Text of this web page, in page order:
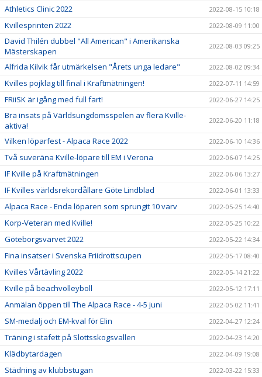
Athletics Clinic 2022 2022-08-15 10:18
Kvillesprinten 2022 2022-08-09 11:00
David Thilén dubbel "All American" i Amerikanska
Mästerskapen
2022-08-03 09:25
Alfrida Kilvik får utmärkelsen "Årets unga ledare" 2022-08-02 09:34
Kvilles pojklag till final i Kraftmätningen! 2022-07-11 14:59
FRiiSK är igång med full fart! 2022-06-27 14:25
Bra insats på Världsungdomsspelen av flera Kville-
aktiva!
2022-06-20 11:18
Vilken löparfest - Alpaca Race 2022 2022-06-10 14:36
Två suveräna Kville-löpare till EM i Verona 2022-06-07 14:25
IF Kville på Kraftmätningen 2022-06-06 13:27
IF Kvilles världsrekordållare Göte Lindblad 2022-06-01 13:33
Alpaca Race - Enda löparen som sprungit 10 varv 2022-05-25 14:40
Korp-Veteran med Kville! 2022-05-25 10:22
Göteborgsvarvet 2022 2022-05-22 14:34
Fina insatser i Svenska Friidrottscupen 2022-05-17 08:40
Kvilles Vårtävling 2022 2022-05-14 21:22
Kville på beachvolleyboll 2022-05-12 17:11
Anmälan öppen till The Alpaca Race - 4-5 juni 2022-05-02 11:41
SM-medalj och EM-kval för Elin 2022-04-27 12:24
Träning i stafett på Slottsskogsvallen 2022-04-23 14:20
Klädbytardagen 2022-04-09 19:08
Städning av klubbstugan 2022-03-22 15:33